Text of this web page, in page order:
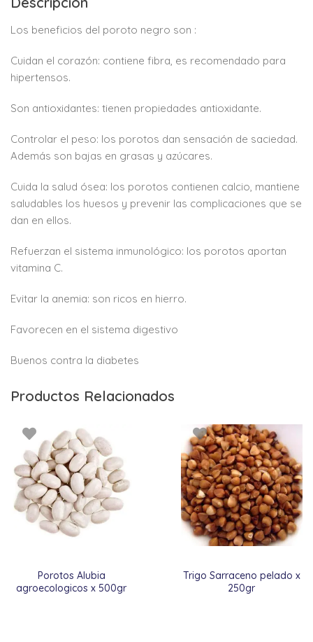
Los beneficios del poroto negro son :
Cuidan el corazón: contiene fibra, es recomendado para
hipertensos.
Son antioxidantes: tienen propiedades antioxidante.
Controlar el peso: los porotos dan sensación de saciedad.
Además son bajas en grasas y azúcares.
Cuida la salud ósea: los porotos contienen calcio, mantiene
saludables los huesos y prevenir las complicaciones que se
dan en ellos.
Refuerzan el sistema inmunológico: los porotos aportan
vitamina C.
Evitar la anemia: son ricos en hierro.
Favorecen en el sistema digestivo
Buenos contra la diabetes
Productos Relacionados
Porotos Alubia
agroecologicos x 500gr
Trigo Sarraceno pelado x
250gr